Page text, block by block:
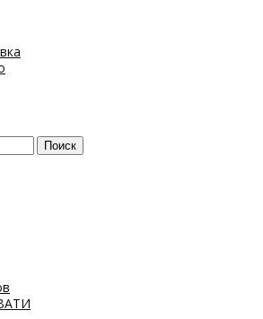
Поиск